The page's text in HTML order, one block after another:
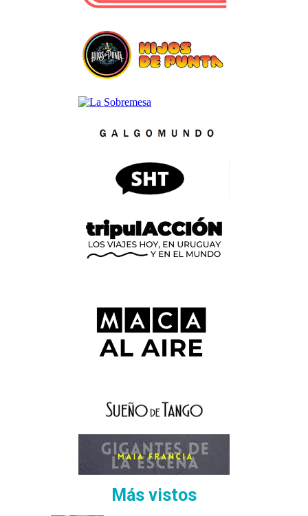
Más vistos